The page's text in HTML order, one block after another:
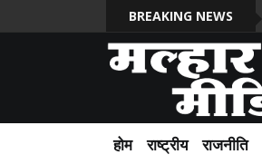
BREAKING NEWS
होम राष्ट्रीय राजनीति